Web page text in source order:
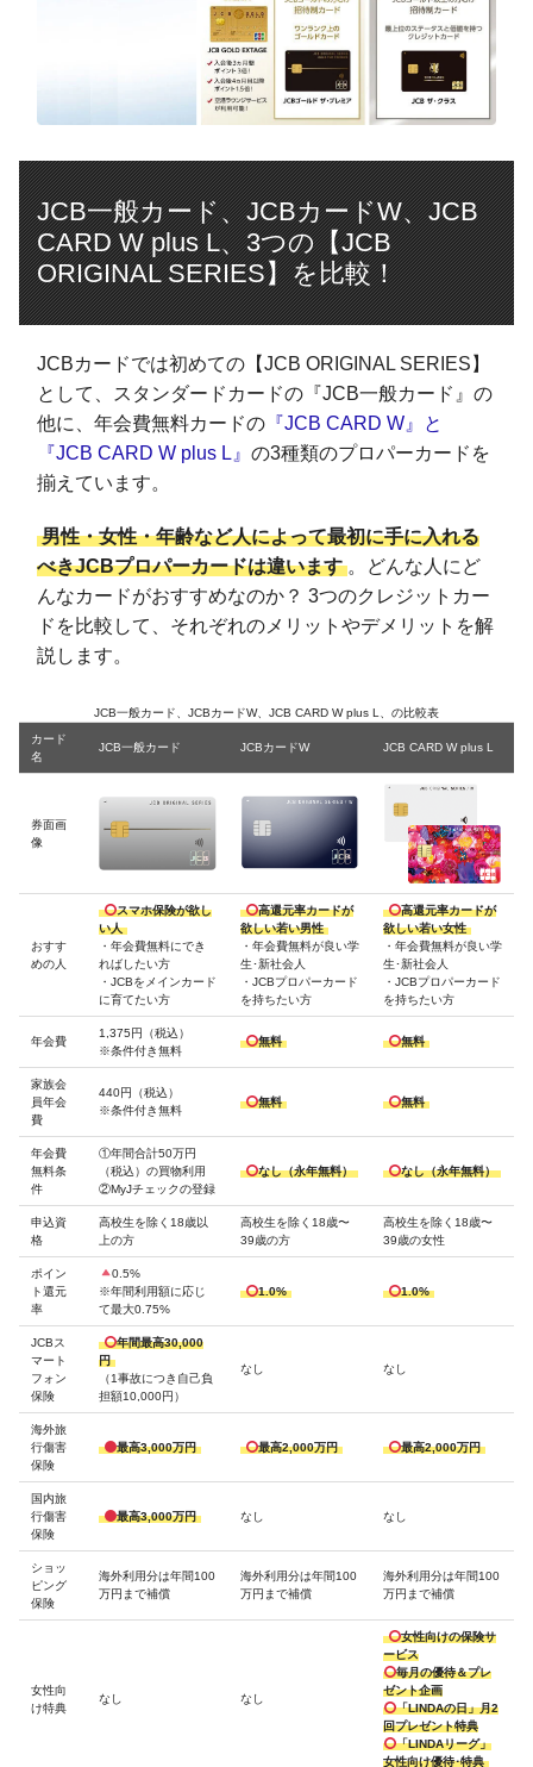
JCB一般カード、JCBカードW、JCB
CARD W plus L、3つの【JCB
ORIGINAL SERIES】を比較！
JCBカードでは初めての【JCB ORIGINAL SERIES】
として、スタンダードカードの『JCB一般カード』の
他に、年会費無料カードの 『JCB CARD W』と
『JCB CARD W plus L』の3種類のプロパーカードを
揃えています。
男性・女性・年齢など人によって最初に手に入れる
べきJCBプロパーカードは違います 。どんな人にど
んなカードがおすすめなのか？ 3つのクレジットカー
ドを比較して、それぞれのメリットやデメリットを解
説します。
JCB一般カード、JCBカードW、JCB CARD W plus L、の比較表
カード
名
JCB一般カード JCBカードW JCB CARD W plus L
券面画
像
おすす
めの人
スマホ保険が欲し
い人
・年会費無料にでき
ればしたい方
・JCBをメインカード
に育てたい方
高還元率カードが
欲しい若い男性
・年会費無料が良い学
生･新社会人
・JCBプロパーカード
を持ちたい方
高還元率カードが
欲しい若い女性
・年会費無料が良い学
生･新社会人
・JCBプロパーカード
を持ちたい方
年会費
1,375円（税込）
※条件付き無料
無料 無料
家族会
員年会
費
440円（税込）
※条件付き無料
無料 無料
年会費
無料条
件
①年間合計50万円
（税込）の買物利用
②MyJチェックの登録
なし（永年無料） なし（永年無料）
申込資
格
高校生を除く18歳以
上の方
高校生を除く18歳〜
39歳の方
高校生を除く18歳〜
39歳の女性
ポイン
ト還元
率
0.5%
※年間利用額に応じ
て最大0.75%
1.0% 1.0%
JCBス
マート
フォン
保険
年間最高30,000
円
（1事故につき自己負
担額10,000円）
なし なし
海外旅
行傷害
保険
最高3,000万円 最高2,000万円 最高2,000万円
国内旅
行傷害
保険
最高3,000万円 なし なし
ショッ
ピング
保険
海外利用分は年間100
万円まで補償
海外利用分は年間100
万円まで補償
海外利用分は年間100
万円まで補償
女性向
け特典
なし なし
女性向けの保険サ
ービス
毎月の優待＆プレ
ゼント企画
「LINDAの日」月2
回プレゼント特典
「LINDAリーグ」
女性向け優待･特典